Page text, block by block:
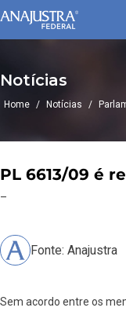
Notícias
Home / Notícias /
PL 6613/09 é
–
Fonte: Anajustra
Sem acordo entre os